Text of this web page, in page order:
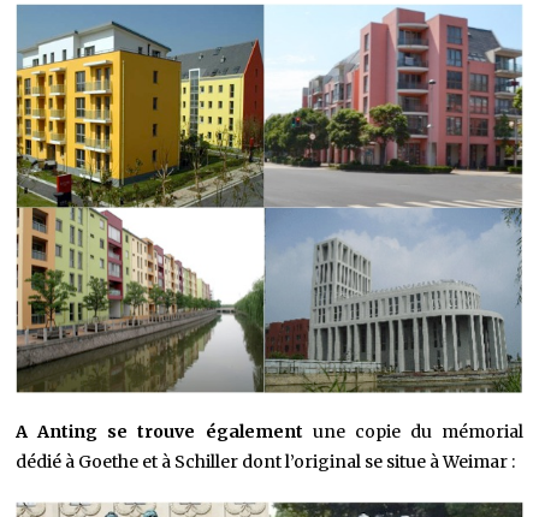
A Anting se trouve également une copie du mémorial
dédié à Goethe et à Schiller dont l’original se situe à Weimar :